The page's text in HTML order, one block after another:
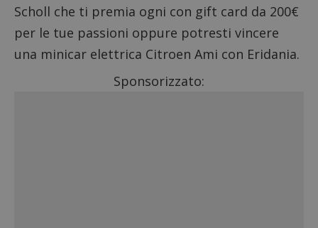
Scholl che ti premia ogni con gift card da 200€
per le tue passioni oppure potresti vincere
una minicar elettrica Citroen Ami con Eridania.
Sponsorizzato: